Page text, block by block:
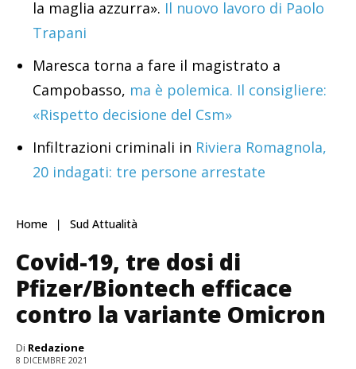
la maglia azzurra». Il nuovo lavoro di Paolo
Trapani
Maresca torna a fare il magistrato a
Campobasso, ma è polemica. Il consigliere:
«Rispetto decisione del Csm»
Infiltrazioni criminali in Riviera Romagnola,
20 indagati: tre persone arrestate
Home Sud Attualità
Covid-19, tre dosi di
Pfizer/Biontech efficace
contro la variante Omicron
Di Redazione
8 DICEMBRE 2021